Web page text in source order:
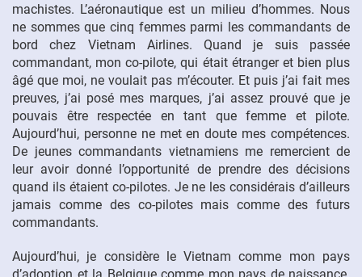
machistes. L’aéronautique est un milieu d’hommes. Nous
ne sommes que cinq femmes parmi les commandants de
bord chez Vietnam Airlines. Quand je suis passée
commandant, mon co-pilote, qui était étranger et bien plus
âgé que moi, ne voulait pas m’écouter. Et puis j’ai fait mes
preuves, j’ai posé mes marques, j’ai assez prouvé que je
pouvais être respectée en tant que femme et pilote.
Aujourd’hui, personne ne met en doute mes compétences.
De jeunes commandants vietnamiens me remercient de
leur avoir donné l’opportunité de prendre des décisions
quand ils étaient co-pilotes. Je ne les considérais d’ailleurs
jamais comme des co-pilotes mais comme des futurs
commandants.
Aujourd’hui, je considère le Vietnam comme mon pays
d’adoption et la Belgique comme mon pays de naissance.